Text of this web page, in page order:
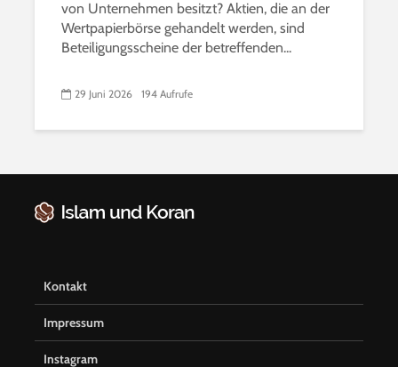
von Unternehmen besitzt? Aktien, die an der
Wertpapierbörse gehandelt werden, sind
Beteiligungsscheine der betreffenden...
29 Juni 2026 194 Aufrufe
Kontakt
Impressum
Instagram